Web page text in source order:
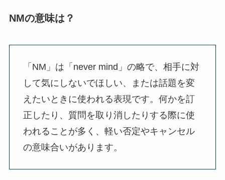
NMの意味は？
「NM」は「never mind」の略で、相手に対
して気にしないでほしい、または話題を変
えたいときに使われる表現です。何かを訂
正したり、質問を取り消したりする際に使
われることが多く、軽い否定やキャンセル
の意味合いがあります。